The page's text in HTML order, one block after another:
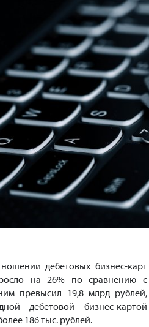
дебетовых бизнес-карт
на 26% по сравнению с
превысил 19,8 млрд рублей,
дебетовой бизнес-картой
186 тыс. рублей.